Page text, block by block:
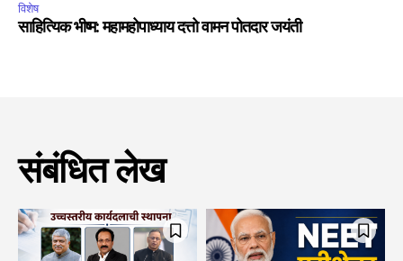
विशेष
साहित्यिक भीष्म: महामहोपाध्याय दत्तो वामन पोतदार जयंती
संबंधित लेख